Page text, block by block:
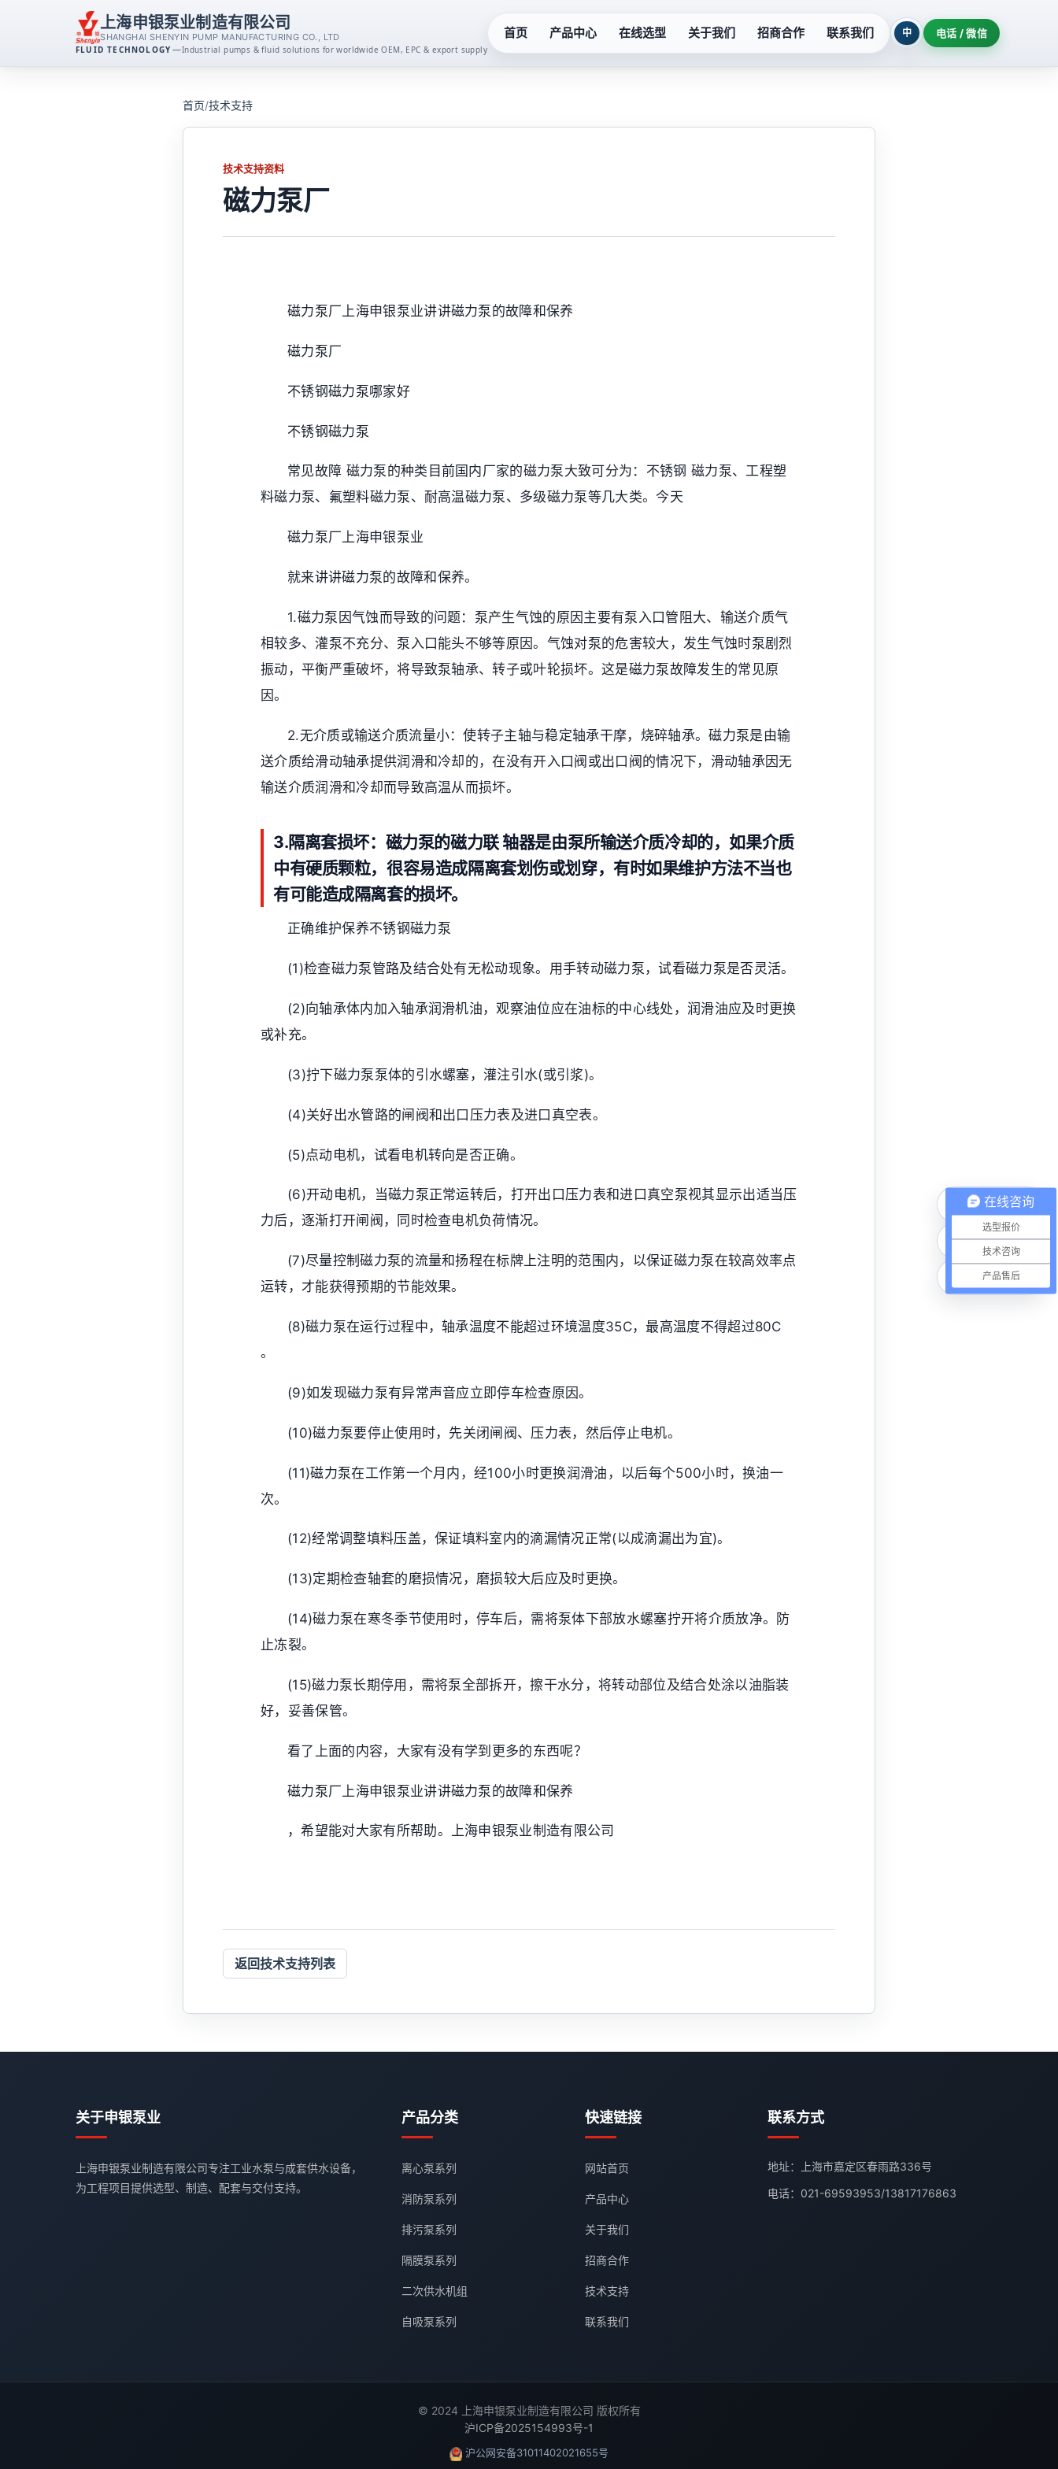
上海申银泵业制造有限公司
SHANGHAI SHENYIN PUMP MANUFACTURING CO., LTD
FLUID TECHNOLOGY —Industrial pumps & fluid solutions for worldwide OEM, EPC & export supply
首页 产品中心
消防泵系列
排污泵系列
自吸泵系列
液下泵系列
潜水泵系列
齿轮油泵系列 玻璃钢泵系列
在线选型 关于我们 招商合作 联系我们 中 电话 / 微信
首页/技术支持
技术支持资料
磁力泵厂
磁力泵厂上海申银泵业讲讲磁力泵的故障和保养
磁力泵厂
不锈钢磁力泵哪家好
不锈钢磁力泵
常见故障 磁力泵的种类目前国内厂家的磁力泵大致可分为：不锈钢 磁力泵、工程塑
料磁力泵、氟塑料磁力泵、耐高温磁力泵、多级磁力泵等几大类。今天
磁力泵厂上海申银泵业
就来讲讲磁力泵的故障和保养。
1.磁力泵因气蚀而导致的问题：泵产生气蚀的原因主要有泵入口管阻大、输送介质气
相较多、灌泵不充分、泵入口能头不够等原因。气蚀对泵的危害较大，发生气蚀时泵剧烈
振动，平衡严重破坏，将导致泵轴承、转子或叶轮损坏。这是磁力泵故障发生的常见原
因。
2.无介质或输送介质流量小：使转子主轴与稳定轴承干摩，烧碎轴承。磁力泵是由输
送介质给滑动轴承提供润滑和冷却的，在没有开入口阀或出口阀的情况下，滑动轴承因无
输送介质润滑和冷却而导致高温从而损坏。
3.隔离套损坏：磁力泵的磁力联 轴器是由泵所输送介质冷却的，如果介质
中有硬质颗粒，很容易造成隔离套划伤或划穿，有时如果维护方法不当也
有可能造成隔离套的损坏。
正确维护保养不锈钢磁力泵
(1)检查磁力泵管路及结合处有无松动现象。用手转动磁力泵，试看磁力泵是否灵活。
(2)向轴承体内加入轴承润滑机油，观察油位应在油标的中心线处，润滑油应及时更换
或补充。
(3)拧下磁力泵泵体的引水螺塞，灌注引水(或引浆)。
(4)关好出水管路的闸阀和出口压力表及进口真空表。
(5)点动电机，试看电机转向是否正确。
(6)开动电机，当磁力泵正常运转后，打开出口压力表和进口真空泵视其显示出适当压
力后，逐渐打开闸阀，同时检查电机负荷情况。
(7)尽量控制磁力泵的流量和扬程在标牌上注明的范围内，以保证磁力泵在较高效率点
运转，才能获得预期的节能效果。
(8)磁力泵在运行过程中，轴承温度不能超过环境温度35C，最高温度不得超过80C
。
(9)如发现磁力泵有异常声音应立即停车检查原因。
(10)磁力泵要停止使用时，先关闭闸阀、压力表，然后停止电机。
(11)磁力泵在工作第一个月内，经100小时更换润滑油，以后每个500小时，换油一
次。
(12)经常调整填料压盖，保证填料室内的滴漏情况正常(以成滴漏出为宜)。
(13)定期检查轴套的磨损情况，磨损较大后应及时更换。
(14)磁力泵在寒冬季节使用时，停车后，需将泵体下部放水螺塞拧开将介质放净。防
止冻裂。
(15)磁力泵长期停用，需将泵全部拆开，擦干水分，将转动部位及结合处涂以油脂装
好，妥善保管。
看了上面的内容，大家有没有学到更多的东西呢？
磁力泵厂上海申银泵业讲讲磁力泵的故障和保养
，希望能对大家有所帮助。上海申银泵业制造有限公司
返回技术支持列表
关于申银泵业
上海申银泵业制造有限公司专注工业水泵与成套供水设备，
为工程项目提供选型、制造、配套与交付支持。
产品分类
离心泵系列
消防泵系列
排污泵系列
隔膜泵系列
二次供水机组
自吸泵系列
快速链接
网站首页
产品中心
关于我们
招商合作
技术支持
联系我们
联系方式
地址：上海市嘉定区春雨路336号
电话： 021-69593953/13817176863
© 2024 上海申银泵业制造有限公司 版权所有
沪ICP备2025154993号-1
沪公网安备31011402021655号
电话咨询
微信联系
在线咨询
在线咨询
选型报价
技术咨询
产品售后